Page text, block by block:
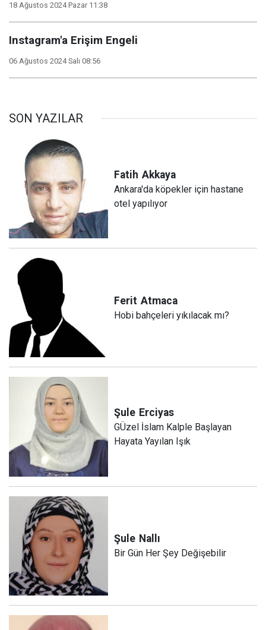
18 Ağustos 2024 Pazar 11:38
Instagram'a Erişim Engeli
06 Ağustos 2024 Salı 08:56
SON YAZILAR
Fatih Akkaya
Ankara'da köpekler için hastane
otel yapılıyor
Ferit Atmaca
Hobi bahçeleri yıkılacak mı?
Şule Erciyas
GÜzel İslam Kalple Başlayan
Hayata Yayılan Işık
Şule Nallı
Bir Gün Her Şey Değişebilir